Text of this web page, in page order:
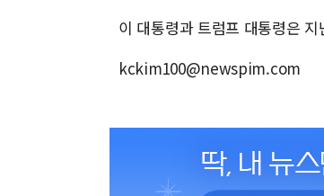
이 대통령과 트럼프 대통령은
kckim100@newspim.com